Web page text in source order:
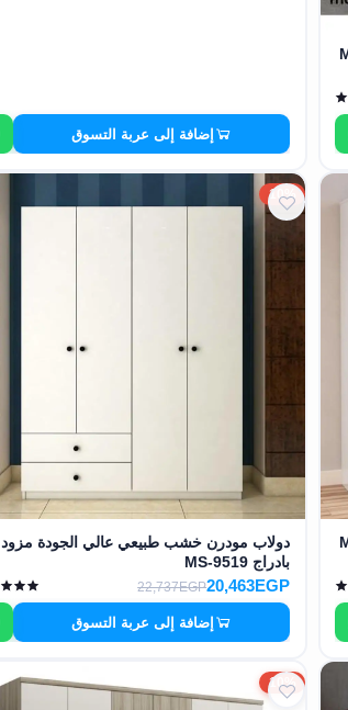
إضافة إلى عربة التسوق
10%
دولاب مودرن خشب طبيعي عالي الجودة مزود
بادراج MS-9519
20,463EGP
22,737EGP
إضافة إلى عربة التسوق
10%